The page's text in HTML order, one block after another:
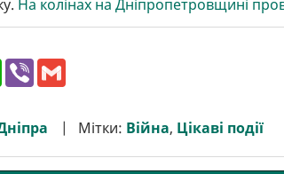
На колінах на Дніпропетровщині
W
h
s
A
V
r Мітки: Війна, Цікаві події